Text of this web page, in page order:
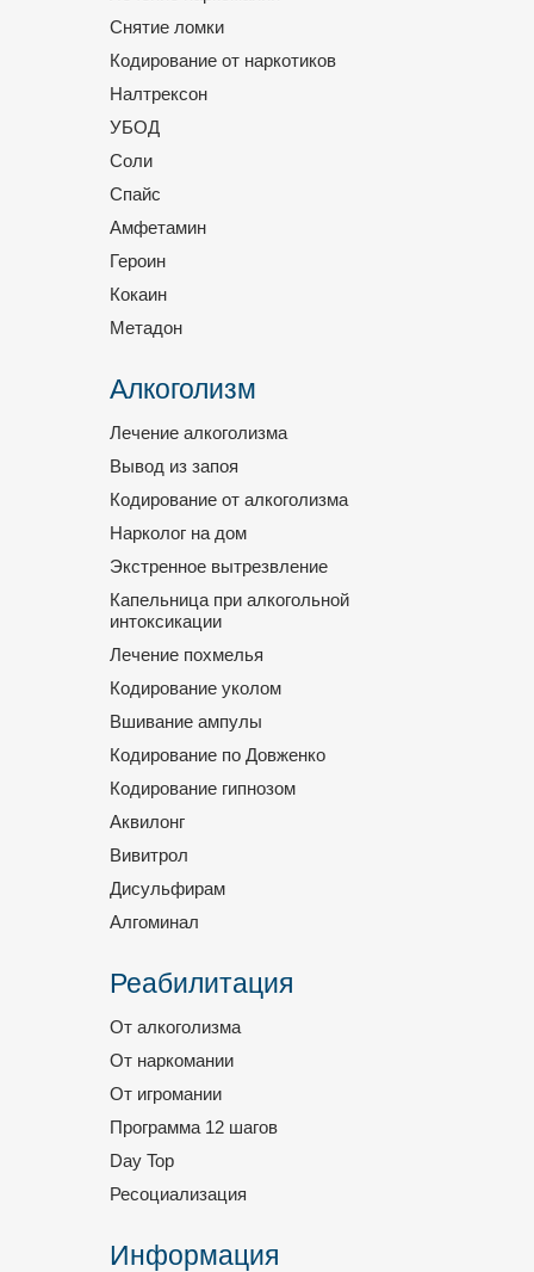
Снятие ломки
Кодирование от наркотиков
Налтрексон
УБОД
Соли
Спайс
Амфетамин
Героин
Кокаин
Метадон
Алкоголизм
Лечение алкоголизма
Вывод из запоя
Кодирование от алкоголизма
Нарколог на дом
Экстренное вытрезвление
Капельница при алкогольной
интоксикации
Лечение похмелья
Кодирование уколом
Вшивание ампулы
Кодирование по Довженко
Кодирование гипнозом
Аквилонг
Вивитрол
Дисульфирам
Алгоминал
Реабилитация
От алкоголизма
От наркомании
От игромании
Программа 12 шагов
Day Top
Ресоциализация
Информация